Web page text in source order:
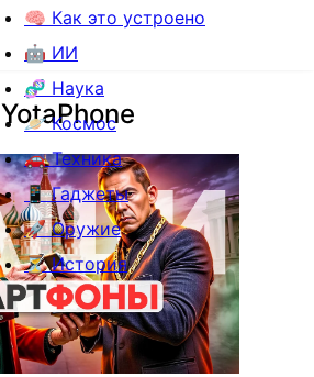
🧠 Как это устроено
🤖 ИИ
🧬 Наука
🪐 Космос
🚗 Техника
📱 Гаджеты
🚀 Оружие
⏳ История
YotaPhone